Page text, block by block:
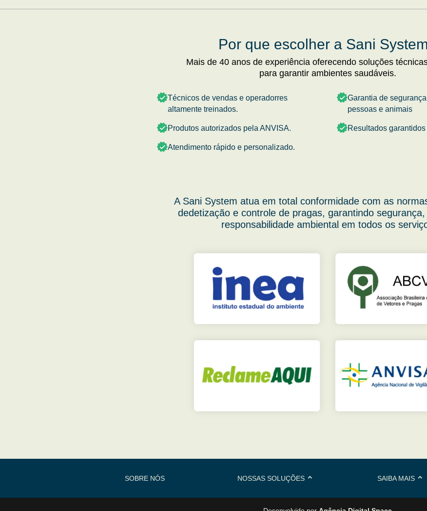
Por que escolher a Sani
Mais de 40 anos de experiência oferecendo soluções
para garantir ambientes saudáveis.
Técnicos de vendas e operadorres
altamente treinados.
Produtos autorizados pela ANVISA.
Atendimento rápido e personalizado.
Garantia de
pessoas e animais
Resultados
A Sani System atua em total conformidade com as
dedetização e controle de pragas, garantindo
responsabilidade ambiental em todos os
SOBRE NÓS NOSSAS SOLUÇÕES SAIBA MAIS